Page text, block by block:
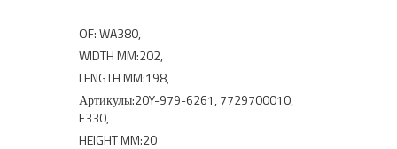
OF: WA380,
WIDTH MM:202,
LENGTH MM:198,
Артикулы:20Y-979-6261, 7729700010,
E330,
HEIGHT MM:20